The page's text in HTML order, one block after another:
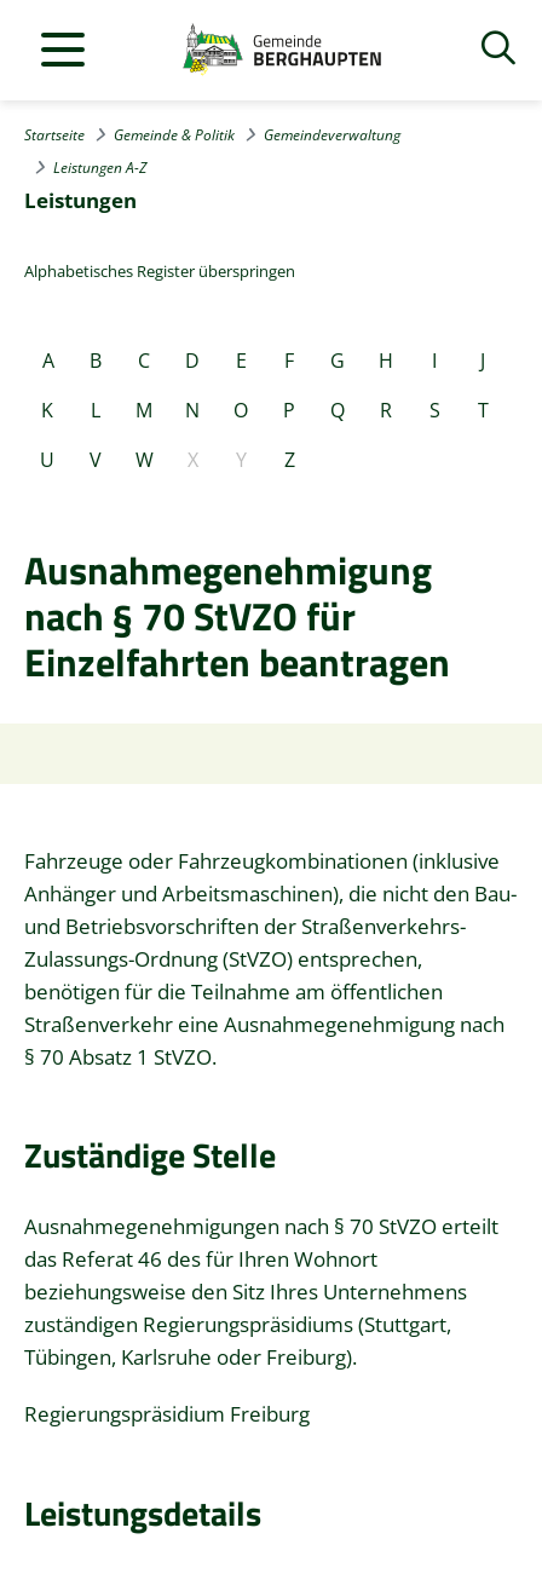
Startseite Gemeinde & Politik
Gemeindeverwaltung
Leistungen A-Z
Leistungen
Alphabetisches Register überspringen
A B C D E F G H I
J
K
L M N O P Q R S
T
U
V W X Y Z
Ausnahmegenehmigung
nach § 70 StVZO für
Einzelfahrten beantragen
Fahrzeuge oder Fahrzeugkombinationen (inklusive
Anhänger und Arbeitsmaschinen), die nicht den Bau-
und Betriebsvorschriften der Straßenverkehrs-
Zulassungs-Ordnung (StVZO) entsprechen,
benötigen für die Teilnahme am öffentlichen
Straßenverkehr eine Ausnahmegenehmigung nach
§ 70 Absatz 1 StVZO.
Zuständige Stelle
Ausnahmegenehmigungen nach § 70 StVZO erteilt
das Referat 46 des für Ihren Wohnort
beziehungsweise den Sitz Ihres Unternehmens
zuständigen Regierungspräsidiums (Stuttgart,
Tübingen, Karlsruhe oder Freiburg).
Regierungspräsidium Freiburg
Leistungsdetails